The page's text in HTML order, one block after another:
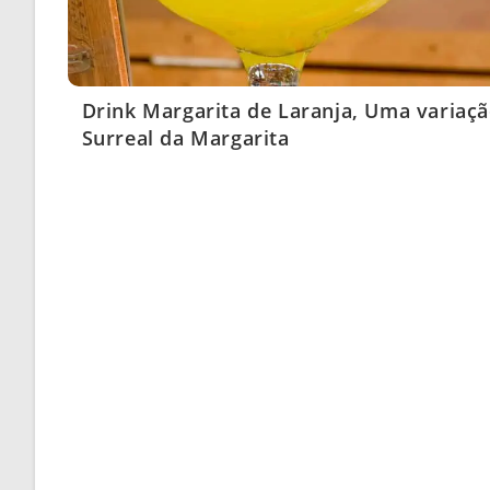
Drink Margarita de Laranja, Uma
Surreal da Margarita